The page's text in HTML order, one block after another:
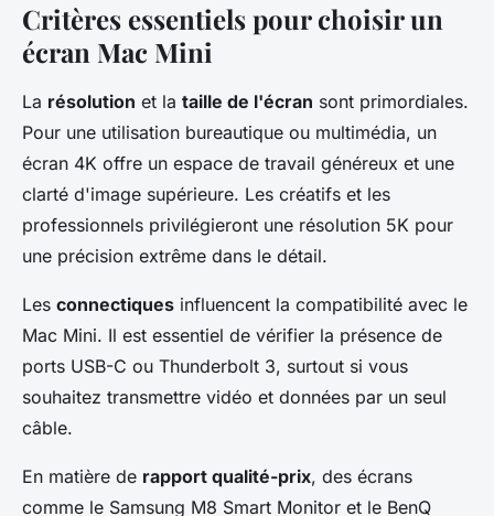
Critères essentiels pour choisir un
écran Mac Mini
La résolution et la taille de l'écran sont primordiales.
Pour une utilisation bureautique ou multimédia, un
écran 4K offre un espace de travail généreux et une
clarté d'image supérieure. Les créatifs et les
professionnels privilégieront une résolution 5K pour
une précision extrême dans le détail.
Les connectiques influencent la compatibilité avec le
Mac Mini. Il est essentiel de vérifier la présence de
ports USB-C ou Thunderbolt 3, surtout si vous
souhaitez transmettre vidéo et données par un seul
câble.
En matière de rapport qualité-prix, des écrans
comme le Samsung M8 Smart Monitor et le BenQ